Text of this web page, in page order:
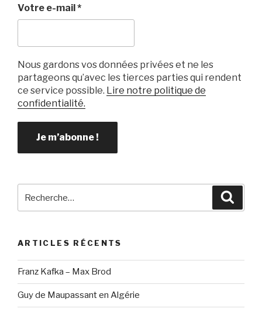
k
Votre e-mail *
Nous gardons vos données privées et ne les
partageons qu’avec les tierces parties qui rendent
ce service possible. Lire notre politique de
confidentialité.
pour
ARTICLES RÉCENTS
Franz Kafka – Max Brod
Guy de Maupassant en Algérie